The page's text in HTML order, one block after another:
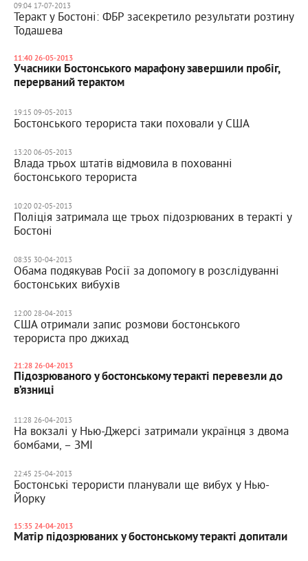
09:04 17-07-2013
Теракт у Бостоні: ФБР засекретило результати розтину
Тодашева
11:40 26-05-2013
Учасники Бостонського марафону завершили пробіг,
перерваний терактом
19:15 09-05-2013
Бостонського терориста таки поховали у США
13:20 06-05-2013
Влада трьох штатів відмовила в похованні
бостонського терориста
10:20 02-05-2013
Поліція затримала ще трьох підозрюваних в теракті у
Бостоні
08:35 30-04-2013
Обама подякував Росії за допомогу в розслідуванні
бостонських вибухів
12:00 28-04-2013
США отримали запис розмови бостонського
терориста про джихад
21:28 26-04-2013
Підозрюваного у бостонському теракті перевезли до
в’язниці
11:28 26-04-2013
На вокзалі у Нью-Джерсі затримали українця з двома
бомбами, – ЗМІ
22:45 25-04-2013
Бостонські терористи планували ще вибух у Нью-
Йорку
15:35 24-04-2013
Матір підозрюваних у бостонському теракті допитали